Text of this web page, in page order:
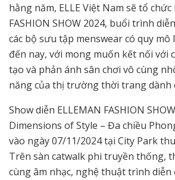
hằng năm, ELLE Việt Nam sẽ tổ chức
FASHION SHOW 2024, buổi trình
các bộ sưu tập menswear có quy
đến nay, với mong muốn kết nối với
tạo và phản ánh sân chơi vô cùng
năng của thị trường thời trang dành
Show diễn ELLEMAN FASHION
Dimensions of Style – Đa chiều
vào ngày 07/11/2024 tại City Park
Trên sàn catwalk phi truyền thống,
cùng âm nhạc, nghệ thuật trình diễn